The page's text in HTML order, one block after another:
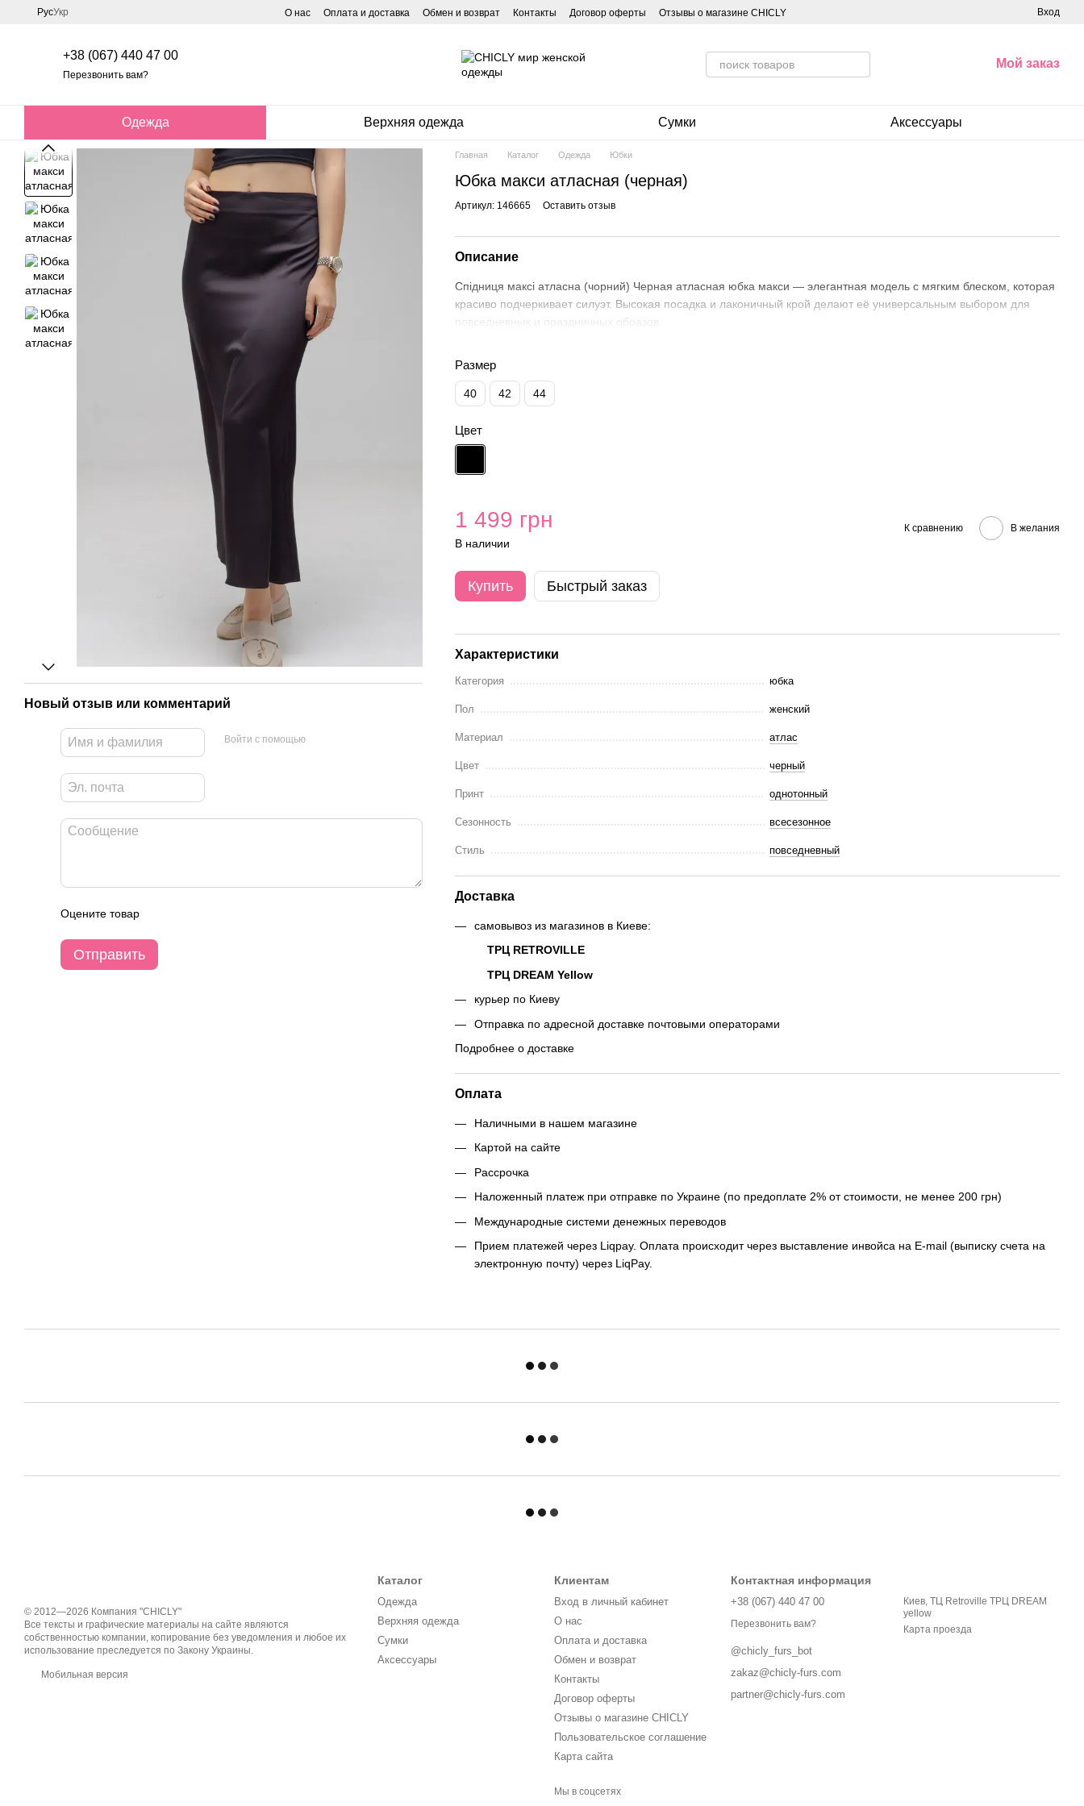
Перейти к основному контенту
РусУкр О нас Оплата и доставка Обмен и возврат Контакты Договор оферты Отзывы о магазине CHICLY Вход
+38 (067) 440 47 00
Перезвонить вам?
Мой заказ
Одежда Верхняя одежда Сумки Аксессуары
Новый отзыв или комментарий
Войти с помощью
Оцените товар
Отправить
Главная Каталог Одежда Юбки
Юбка макси атласная (черная)
Артикул: 146665 Оставить отзыв
Описание
Спідниця максі атласна (чорний) Черная атласная юбка макси — элегантная модель с мягким блеском, которая
красиво подчеркивает силуэт. Высокая посадка и лаконичный крой делают её универсальным выбором для
повседневных и праздничных образов.
Размер
40 42 44
Цвет
1 499 грн
В наличии
К сравнению В желания
Купить Быстрый заказ
Характеристики
Категория юбка
Пол женский
Материал атлас
Цвет черный
Принт однотонный
Сезонность всесезонное
Стиль повседневный
Доставка
самовывоз из магазинов в Киеве:
ТРЦ RETROVILLE
ТРЦ DREAM Yellow
курьер по Киеву
Отправка по адресной доставке почтовыми операторами
Подробнее о доставке
Оплата
Наличными в нашем магазине
Картой на сайте
Рассрочка
Наложенный платеж при отправке по Украине (по предоплате 2% от стоимости, не менее 200 грн)
Международные системи денежных переводов
Прием платежей через Liqpay. Оплата происходит через выставление инвойса на E-mail (выписку счета на
электронную почту) через LiqPay.
© 2012—2026 Компания "CHICLY"
Все тексты и графические материалы на сайте являются
собственностью компании, копирование без уведомления и любое их
использование преследуется по Закону Украины.
Мобильная версия
Каталог
Одежда
Верхняя одежда
Сумки
Аксессуары
Клиентам
Вход в личный кабинет
О нас
Оплата и доставка
Обмен и возврат
Контакты
Договор оферты
Отзывы о магазине CHICLY
Пользовательское соглашение
Карта сайта
Мы в соцсетях
Контактная информация
+38 (067) 440 47 00
Перезвонить вам?
@chicly_furs_bot
zakaz@chicly-furs.com
partner@chicly-furs.com
Киев, ТЦ Retroville ТРЦ DREAM
yellow
Карта проезда